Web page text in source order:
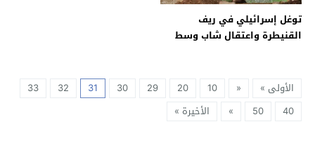
توغل إسرائيلي في ريف
القنيطرة واعتقال شاب وسط
الأولى » «
10
20
29
30
31
32
33
40
50
» الأخيرة »